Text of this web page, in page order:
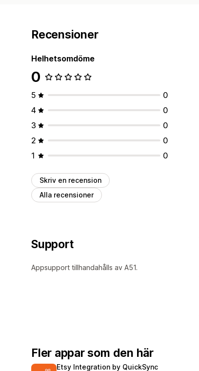
Recensioner
Helhetsomdöme
0
5
0
4
0
3
0
2
0
1
0
Skriv en recension
Alla recensioner
Support
Appsupport tillhandahålls av A51.
Fler appar som den här
Etsy Integration by QuickSync